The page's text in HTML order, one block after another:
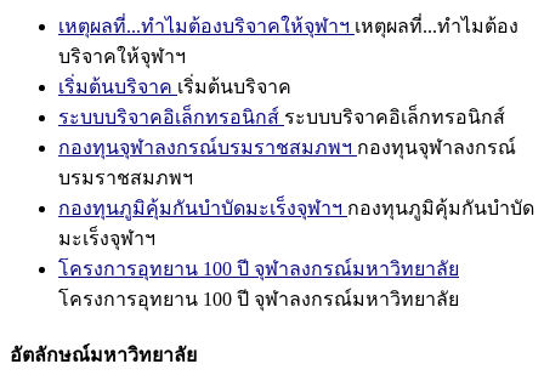
เหตุผลที่...ทำไมต้องบริจาคให้จุฬาฯ เหตุผลที่...ทำไมต้อง
บริจาคให้จุฬาฯ
เริ่มต้นบริจาค เริ่มต้นบริจาค
ระบบบริจาคอิเล็กทรอนิกส์ ระบบบริจาคอิเล็กทรอนิกส์
กองทุนจุฬาลงกรณ์บรมราชสมภพฯ กองทุนจุฬาลงกรณ์
บรมราชสมภพฯ
กองทุนภูมิคุ้มกันบำบัดมะเร็งจุฬาฯ กองทุนภูมิคุ้มกันบำบัด
มะเร็งจุฬาฯ
โครงการอุทยาน 100 ปี จุฬาลงกรณ์มหาวิทยาลัย
โครงการอุทยาน 100 ปี จุฬาลงกรณ์มหาวิทยาลัย
อัตลักษณ์มหาวิทยาลัย